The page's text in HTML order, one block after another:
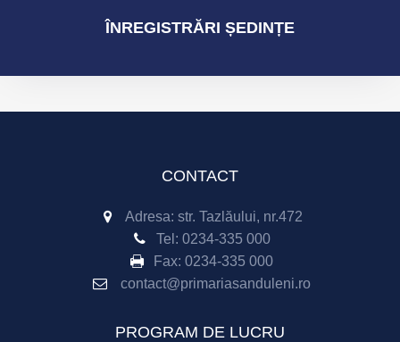
ÎNREGISTRĂRI ȘEDINȚE
CONTACT
Adresa: str. Tazlăului, nr.472
Tel: 0234-335 000
Fax: 0234-335 000
contact@primariasanduleni.ro
PROGRAM DE LUCRU